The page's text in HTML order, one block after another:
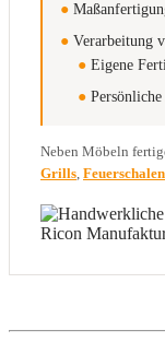
●
● Verarbeitung
● Eigene
●
Neben Möbeln
Grills, Feuerschalen